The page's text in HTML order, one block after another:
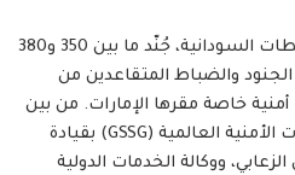
وفقاً للوثائق التي قدمتها السلطات السودانية، جُنّد ما بين 350 و380
والضباط المتقاعدين من
خاصة مقرها الإمارات. من بين
هذه الشركات، مجموعة الخدمات الأمنية العالمية (GSSG) بقيادة
ووكالة الخدمات الدولية